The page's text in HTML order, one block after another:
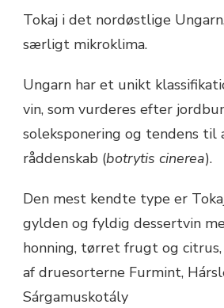
Tokaj i det nordøstlige
særligt mikroklima.
Ungarn har et unikt
vin, som vurderes efter
soleksponering og tendens
råddenskab (botrytis cinerea).
Den mest kendte type er
gylden og fyldig dessertvin
honning, tørret frugt og
af druesorterne Furmint,
Sárgamuskotály